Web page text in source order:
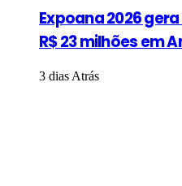
Expoana 2026
R$ 23 milhões em
3 dias Atrás